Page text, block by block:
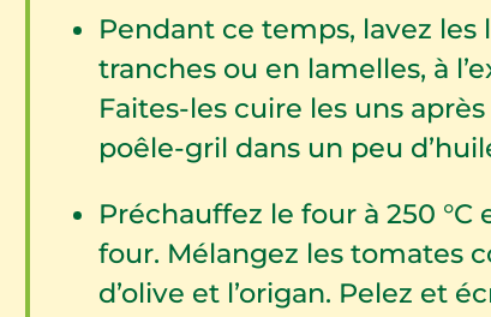
Pendant ce temps, lavez
tranches ou en lamelles, à
Faites-les cuire les uns
poêle-gril dans un peu
Préchauffez le four à 250 °C
four. Mélangez les tomates
d’olive et l’origan. Pelez et